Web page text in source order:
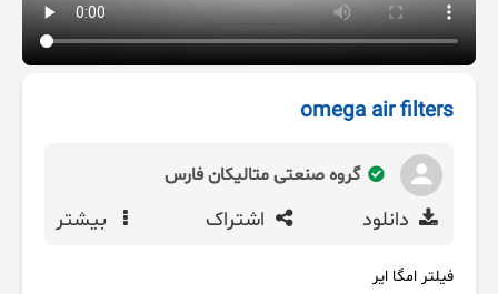
omega air filters
گروه صنعتی متالیکان فارس
دانلود اشتراک بیشتر
فیلتر امگا ایر